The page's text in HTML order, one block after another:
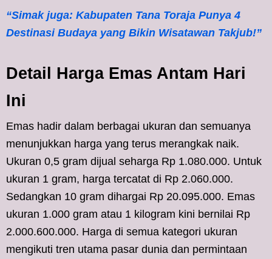
“Simak juga: Kabupaten Tana Toraja Punya 4
Destinasi Budaya yang Bikin Wisatawan Takjub!”
Detail Harga Emas Antam Hari
Ini
Emas hadir dalam berbagai ukuran dan semuanya
menunjukkan harga yang terus merangkak naik.
Ukuran 0,5 gram dijual seharga Rp 1.080.000. Untuk
ukuran 1 gram, harga tercatat di Rp 2.060.000.
Sedangkan 10 gram dihargai Rp 20.095.000. Emas
ukuran 1.000 gram atau 1 kilogram kini bernilai Rp
2.000.600.000. Harga di semua kategori ukuran
mengikuti tren utama pasar dunia dan permintaan